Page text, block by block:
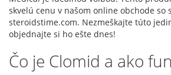
skvelú cenu v našom online obchode so
steroidstime.com. Nezmeškajte túto
objednajte si ho ešte dnes!
Čo je Clomid a ako